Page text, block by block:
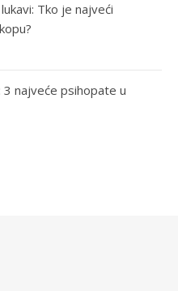
Tko je najveći
najveće psihopate u